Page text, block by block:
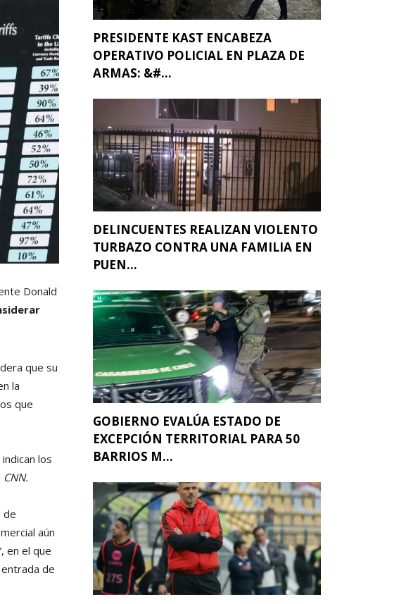
Donald
que su
la
que
los
CNN.
de
aún
en el que
de
PRESIDENTE KAST ENCABEZA
OPERATIVO POLICIAL EN PLAZA DE
ARMAS: &#...
DELINCUENTES REALIZAN VIOLENTO
TURBAZO CONTRA UNA FAMILIA EN
PUEN...
GOBIERNO EVALÚA ESTADO DE
EXCEPCIÓN TERRITORIAL PARA 50
BARRIOS M...